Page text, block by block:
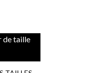
de taille